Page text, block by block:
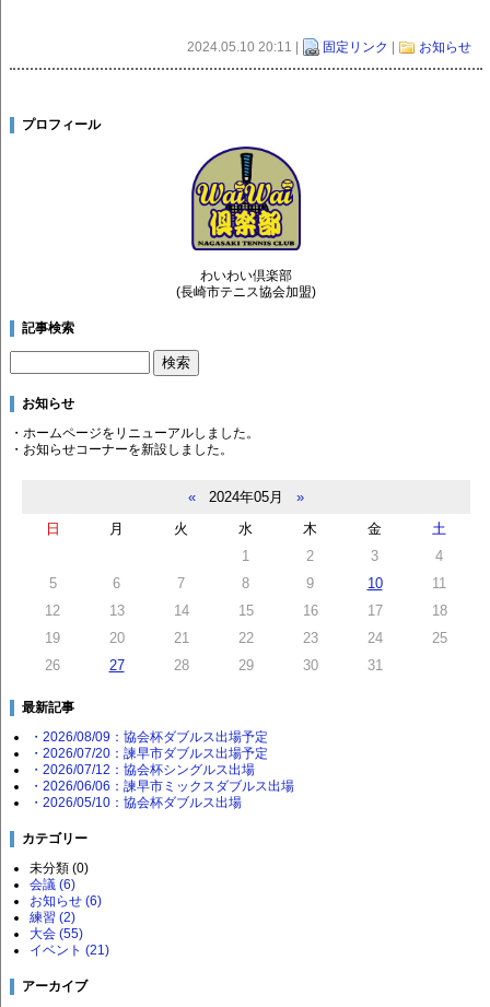
2024.05.10 20:11 | 固定リンク | お知らせ
プロフィール
わいわい倶楽部
(長崎市テニス協会加盟)
記事検索
お知らせ
・ホームページをリニューアルしました。
・お知らせコーナーを新設しました。
« 2024年05月
»
日
月 火 水 木 金
土
1
2 3
4
5
6 7 8 9 10
11
12
13 14 15 16 17
18
19
20 21 22 23 24
25
26
27 28 29 30 31
最新記事
・2026/08/09：協会杯ダブルス出場予定
・2026/07/20：諫早市ダブルス出場予定
・2026/07/12：協会杯シングルス出場
・2026/06/06：諫早市ミックスダブルス出場
・2026/05/10：協会杯ダブルス出場
カテゴリー
未分類 (0)
会議 (6)
お知らせ (6)
練習 (2)
大会 (55)
イベント (21)
アーカイブ